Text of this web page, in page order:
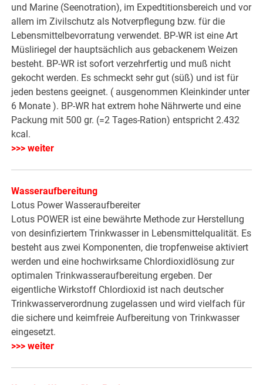
und Marine (Seenotration), im Expedtitionsbereich und vor
allem im Zivilschutz als Notverpflegung bzw. für die
Lebensmittelbevorratung verwendet. BP-WR ist eine Art
Müsliriegel der hauptsächlich aus gebackenem Weizen
besteht. BP-WR ist sofort verzehrfertig und muß nicht
gekocht werden. Es schmeckt sehr gut (süß) und ist für
jeden bestens geeignet. ( ausgenommen Kleinkinder unter
6 Monate ). BP-WR hat extrem hohe Nährwerte und eine
Packung mit 500 gr. (=2 Tages-Ration) entspricht 2.432
kcal.
>>> weiter
Wasseraufbereitung
Lotus Power Wasseraufbereiter
Lotus POWER ist eine bewährte Methode zur Herstellung
von desinfiziertem Trinkwasser in Lebensmittelqualität. Es
besteht aus zwei Komponenten, die tropfenweise aktiviert
werden und eine hochwirksame Chlordioxidlösung zur
optimalen Trinkwasseraufbereitung ergeben. Der
eigentliche Wirkstoff Chlordioxid ist nach deutscher
Trinkwasserverordnung zugelassen und wird vielfach für
die sichere und keimfreie Aufbereitung von Trinkwasser
eingesetzt.
>>> weiter